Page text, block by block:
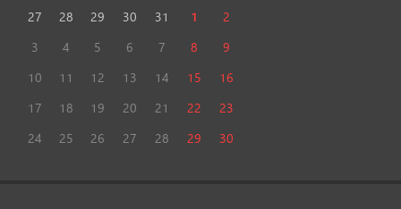
27
28 29 30 31 1
2
3
4 5 6 7 8
9
10
11 12 13 14 15
16
17
18 19 20 21 22
23
24
25 26 27 28 29 30